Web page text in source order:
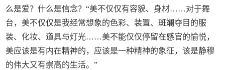
么是爱？什么是信念？“美不仅仅有容貌、身材……对于舞
台，美不仅仅是我经常想象的色彩、装置、斑斓夺目的服
装、化妆、道具与灯光……美不能仅仅停留在感官的愉悦，
美应该是有内在精神的，应该是一种精神的象征，该是静穆
的伟大又有崇高的生活。”